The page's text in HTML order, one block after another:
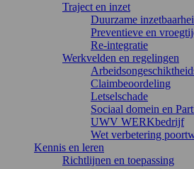
Traject en inzet
Duurzame
Preventieve en
Re-integratie
Werkvelden en regelingen
Claimbeoordeling
Letselschade
Sociaal domein en
UWV WERKbedrijf
Wet verbetering
Kennis en leren
Richtlijnen en toepassing